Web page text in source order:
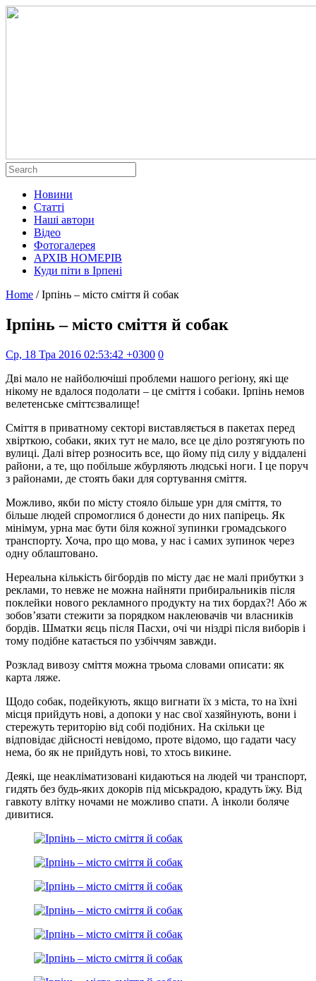
Новини
Статті
Наші автори
Відео
Фотогалерея
АРХІВ НОМЕРІВ
Куди піти в Ірпені
Home / Ірпінь – місто сміття й собак
Ірпінь – місто сміття й собак
Ср, 18 Тра 2016 02:53:42 +0300 0
Дві мало не найболючіші проблеми нашого регіону, які ще
нікому не вдалося подолати – це сміття і собаки. Ірпінь немов
велетенське сміттєзвалище!
Сміття в приватному секторі виставляється в пакетах перед
хвірткою, собаки, яких тут не мало, все це діло розтягують по
вулиці. Далі вітер розносить все, що йому під силу у віддалені
райони, а те, що побільше жбурляють людські ноги. І це поруч
з районами, де стоять баки для сортування сміття.
Можливо, якби по місту стояло більше урн для сміття, то
більше людей спромоглися б донести до них папірець. Як
мінімум, урна має бути біля кожної зупинки громадського
транспорту. Хоча, про що мова, у нас і самих зупинок через
одну облаштовано.
Нереальна кількість бігбордів по місту дає не малі прибутки з
реклами, то невже не можна найняти прибиральників після
поклейки нового рекламного продукту на тих бордах?! Або ж
зобов’язати стежити за порядком наклеювачів чи власників
бордів. Шматки яєць після Пасхи, очі чи ніздрі після виборів і
тому подібне катається по узбіччям завжди.
Розклад вивозу сміття можна трьома словами описати: як
карта ляже.
Щодо собак, подейкують, якщо вигнати їх з міста, то на їхні
місця прийдуть нові, а допоки у нас свої хазяйнують, вони і
стережуть територію від собі подібних. На скільки це
відповідає дійсності невідомо, проте відомо, що гадати часу
нема, бо як не прийдуть нові, то хтось викине.
Деякі, ще неакліматизовані кидаються на людей чи транспорт,
гидять без будь-яких докорів під міськрадою, крадуть їжу. Від
гавкоту влітку ночами не можливо спати. А інколи боляче
дивитися.